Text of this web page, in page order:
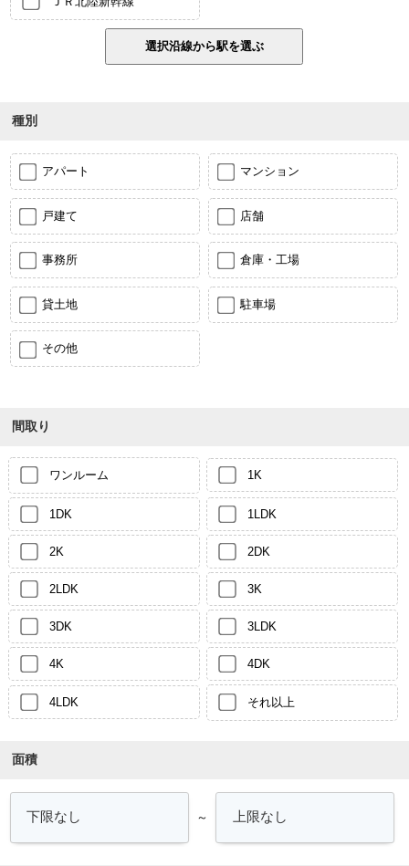
種別
アパート マンション
戸建て 店舗
事務所 倉庫・工場
貸土地 駐車場
その他
間取り
ワンルーム 1K
1DK 1LDK
2K 2DK
2LDK 3K
3DK 3LDK
4K 4DK
4LDK それ以上
面積
～